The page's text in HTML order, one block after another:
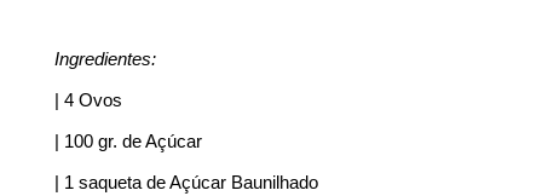
Ingredientes:
| 4 Ovos
| 100 gr. de Açúcar
| 1 saqueta de Açúcar Baunilhado